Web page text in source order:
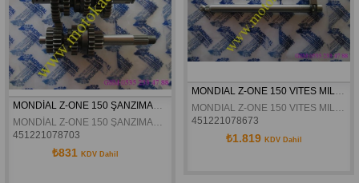
MONDİAL Z-ONE 150 ŞANZIMAN KOMPLE ORJİNAL
MONDİAL Z-ONE 150 ŞANZIMAN KOMPLE ORJİNAL
451221078703
₺831 KDV Dahil
MONDIAL Z-ONE 150 VITES MILI KOMPLE ORJINAL
MONDIAL Z-ONE 150 VITES MILI KOMPLE ORJINAL
451221078673
₺1.819 KDV Dahil